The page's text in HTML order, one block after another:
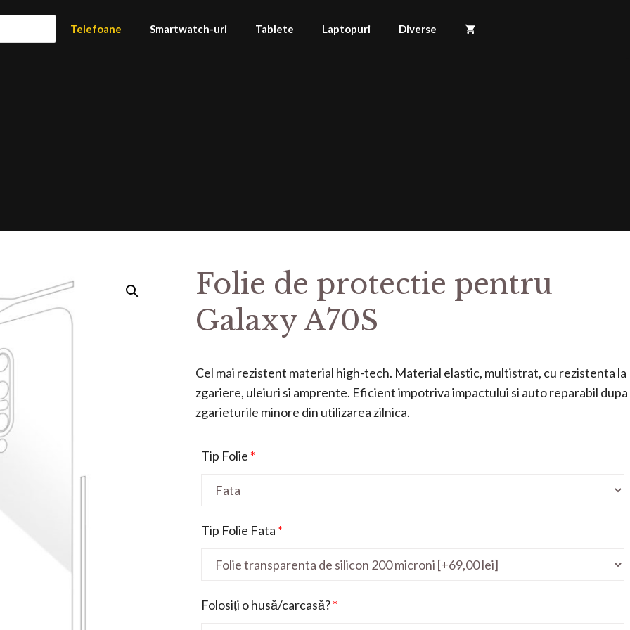
Telefoane Smartwatch-uri Tablete Laptopuri Diverse
Folie de protectie pentru
Galaxy A70S
Cel mai rezistent material high-tech. Material elastic, multistrat, cu rezistenta la
zgariere, uleiuri si amprente. Eficient impotriva impactului si auto reparabil dupa
zgarieturile minore din utilizarea zilnica.
Tip Folie *
Tip Folie Fata *
Folosiți o husă/carcasă?*